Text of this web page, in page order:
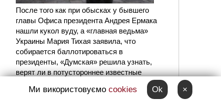
После того как при обысках у бывшего
главы Офиса президента Андрея Ермака
нашли кукол вуду, а «главная ведьма»
Украины Мария Тихая заявила, что
собирается баллотироваться в
президенты, «Думская» решила узнать,
верят ли в потустороннее известные
Ми використовуємо cookies Ok ×